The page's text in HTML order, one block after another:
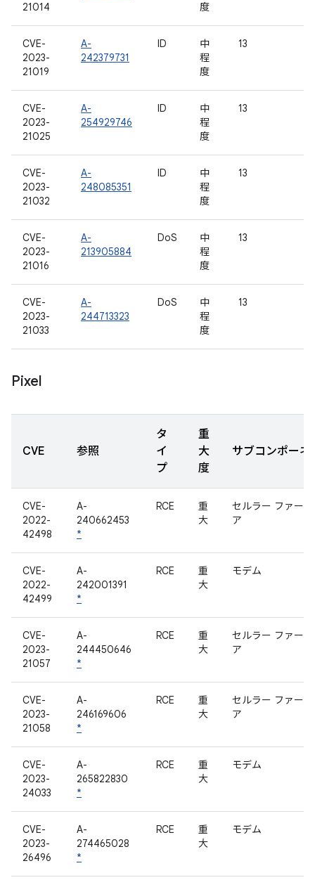
21014
度
CVE-
2023-
21019
A-
242379731
ID
中
程
度
13
CVE-
2023-
21025
A-
254929746
ID
中
程
度
13
CVE-
2023-
21032
A-
248085351
ID
中
程
度
13
CVE-
2023-
21016
A-
213905884
DoS
中
程
度
13
CVE-
2023-
21033
A-
244713323
DoS
中
程
度
13
Pixel
CVE 参照
タ
イ
プ
重
大
度
サブコンポーネ
CVE-
2022-
42498
A-
240662453
*
RCE
重
大
セルラー ファー
ア
CVE-
2022-
42499
A-
242001391
*
RCE
重
大
モデム
CVE-
2023-
21057
A-
244450646
*
RCE
重
大
セルラー ファー
ア
CVE-
2023-
21058
A-
246169606
*
RCE
重
大
セルラー ファー
ア
CVE-
2023-
24033
A-
265822830
*
RCE
重
大
モデム
CVE-
2023-
26496
A-
274465028
*
RCE
重
大
モデム